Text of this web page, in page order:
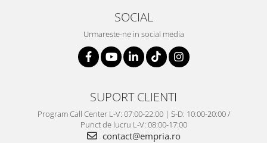
SOCIAL
Urmareste-ne in social media
SUPORT CLIENTI
Program Call Center L-V: 07:00-22:00 | S-D: 10:00-20:00 /
Punct de lucru L-V: 08:00-17:00
contact@empria.ro